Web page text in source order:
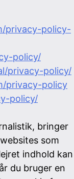
privacy-policy-
policy/
privacy-policy/
privacy-policy
policy/
bringer
som
indhold kan
du bruger en